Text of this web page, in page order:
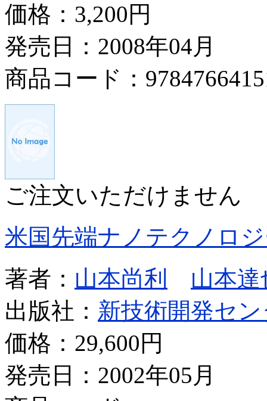
価格： 3,200円
発売日：2008年04月
商品コード：
ご注文いただけません
米国先端ナノテクノロ
著者： 山本尚利
山本
出版社： 新技術開発セ
価格： 29,600円
発売日：2002年05月